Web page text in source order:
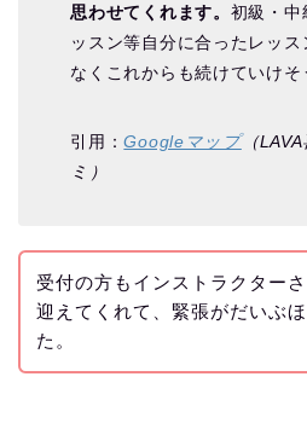
思わせてくれます。 初級・中
ッスン等自分に合ったレッ
なくこれからも続けていけそ
引用：Googleマップ（
ミ）
受付の方もインストラクター
迎えてくれて、緊張がだいぶ
た。